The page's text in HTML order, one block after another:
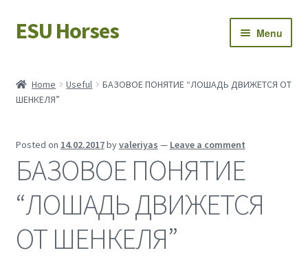
Skip
to
Skip
to
ESU Horses Menu
Latest news
Save Horses
My account
Home Useful
БАЗОВОЕ ПОНЯТИЕ “ЛОШАДЬ ДВИЖЕТСЯ ОТ
ШЕНКЕЛЯ”
Posted on 14.02.2017byvaleriyas — Leave a comment
БАЗОВОЕ ПОНЯТИЕ
“ЛОШАДЬ ДВИЖЕТСЯ
ОТ ШЕНКЕЛЯ”